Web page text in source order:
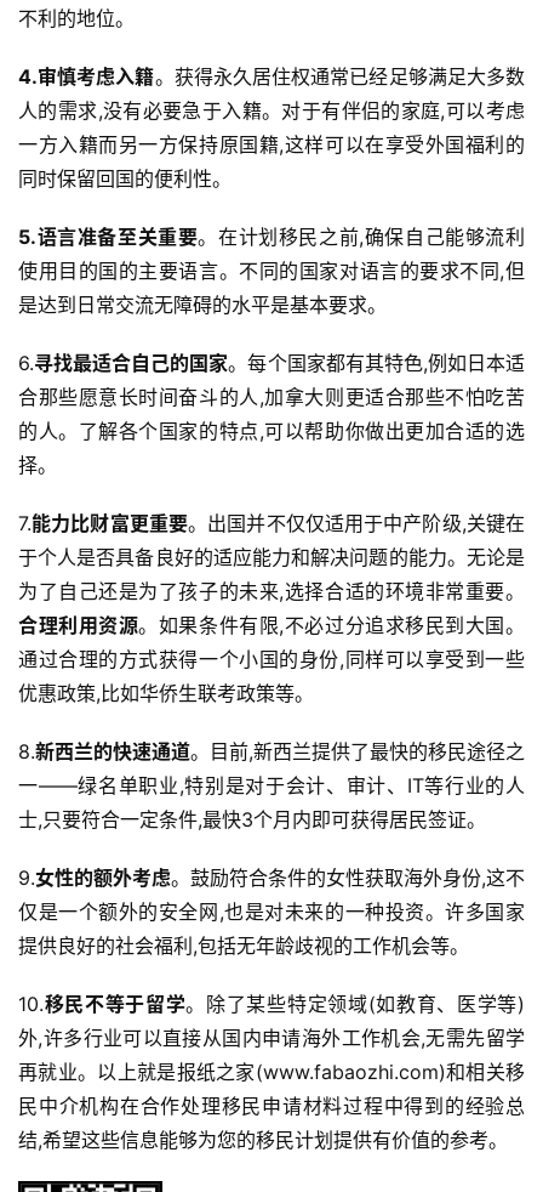
不利的地位。
4.审慎考虑入籍。获得永久居住权通常已经足够满足大多数
人的需求,没有必要急于入籍。对于有伴侣的家庭,可以考虑
一方入籍而另一方保持原国籍,这样可以在享受外国福利的
同时保留回国的便利性。
5.语言准备至关重要。在计划移民之前,确保自己能够流利
使用目的国的主要语言。不同的国家对语言的要求不同,但
是达到日常交流无障碍的水平是基本要求。
6.寻找最适合自己的国家。每个国家都有其特色,例如日本适
合那些愿意长时间奋斗的人,加拿大则更适合那些不怕吃苦
的人。了解各个国家的特点,可以帮助你做出更加合适的选
择。
7.能力比财富更重要。出国并不仅仅适用于中产阶级,关键在
于个人是否具备良好的适应能力和解决问题的能力。无论是
为了自己还是为了孩子的未来,选择合适的环境非常重要。
合理利用资源。如果条件有限,不必过分追求移民到大国。
通过合理的方式获得一个小国的身份,同样可以享受到一些
优惠政策,比如华侨生联考政策等。
8.新西兰的快速通道。目前,新西兰提供了最快的移民途径之
一——绿名单职业,特别是对于会计、审计、IT等行业的人
士,只要符合一定条件,最快3个月内即可获得居民签证。
9.女性的额外考虑。鼓励符合条件的女性获取海外身份,这不
仅是一个额外的安全网,也是对未来的一种投资。许多国家
提供良好的社会福利,包括无年龄歧视的工作机会等。
10.移民不等于留学。除了某些特定领域(如教育、医学等)
外,许多行业可以直接从国内申请海外工作机会,无需先留学
再就业。以上就是报纸之家(www.fabaozhi.com)和相关移
民中介机构在合作处理移民申请材料过程中得到的经验总
结,希望这些信息能够为您的移民计划提供有价值的参考。